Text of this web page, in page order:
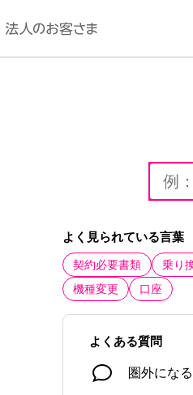
よくある質問
圏外にな
よく見られている言葉
契約必要書類 乗り
機種変更
口座